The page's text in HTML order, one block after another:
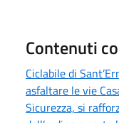
Contenuti
Ciclabile di
asfaltare le vie
Sicurezza, si